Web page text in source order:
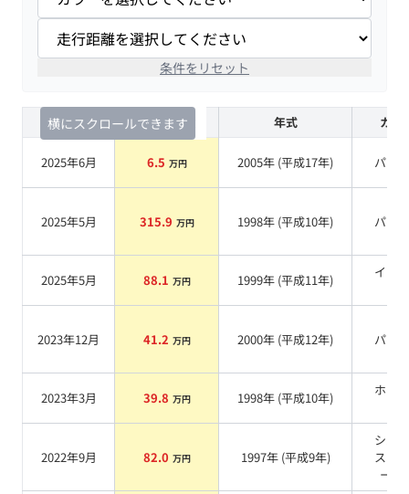
条件をリセット
横にスクロールできます
査定時期 セルカ実績 年式 カラ
2025年6月 6.5 万円 2005年 (平成17年) パール
2025年5月 315.9 万円 1998年 (平成10年) パール
2025年5月 88.1 万円 1999年 (平成11年)
イエ
2023年12月 41.2 万円 2000年 (平成12年) パール
2023年3月 39.8 万円 1998年 (平成10年)
ホワ
2022年9月 82.0 万円 1997年 (平成9年)
シル
スノ
ール